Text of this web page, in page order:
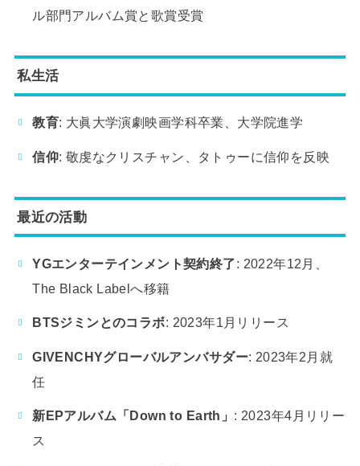
ル部門アルバム賞と歌賞受賞
私生活
教育: 大眞大学演劇映画学科卒業、大学院進学
信仰: 敬虔なクリスチャン、タトゥーに信仰を反映
最近の活動
YGエンターテインメント契約終了: 2022年12月、
The Black Labelへ移籍
BTSジミンとのコラボ: 2023年1月リリース
GIVENCHYグローバルアンバサダー: 2023年2月就
任
新EPアルバム「Down to Earth」 : 2023年4月リリー
ス